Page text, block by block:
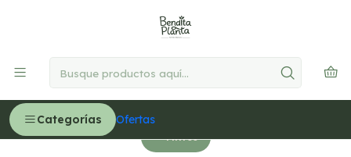
Categorías Ofertas
Delivery GRATIS en Lima desde S/300
Control de peso
Filtros